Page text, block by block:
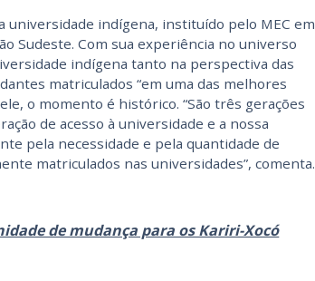
indígena, instituído pelo MEC em
Sudeste. Com sua experiência no universo
indígena tanto na perspectiva das
matriculados “em uma das melhores
o momento é histórico. “São três gerações
de acesso à universidade e a nossa
pela necessidade e pela quantidade de
matriculados nas universidades”, comenta.
de mudança para os Kariri-Xocó